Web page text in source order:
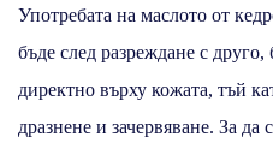
Употребата на маслото от
бъде след разреждане с
директно върху кожата, тъй
дразнене и зачервяване. За